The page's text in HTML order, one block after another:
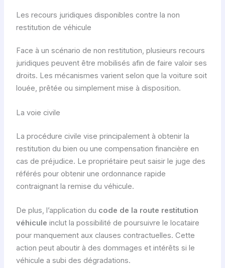
Les recours juridiques disponibles contre la non
restitution de véhicule
Face à un scénario de non restitution, plusieurs recours
juridiques peuvent être mobilisés afin de faire valoir ses
droits. Les mécanismes varient selon que la voiture soit
louée, prêtée ou simplement mise à disposition.
La voie civile
La procédure civile vise principalement à obtenir la
restitution du bien ou une compensation financière en
cas de préjudice. Le propriétaire peut saisir le juge des
référés pour obtenir une ordonnance rapide
contraignant la remise du véhicule.
De plus, l’application du code de la route restitution
véhicule inclut la possibilité de poursuivre le locataire
pour manquement aux clauses contractuelles. Cette
action peut aboutir à des dommages et intérêts si le
véhicule a subi des dégradations.